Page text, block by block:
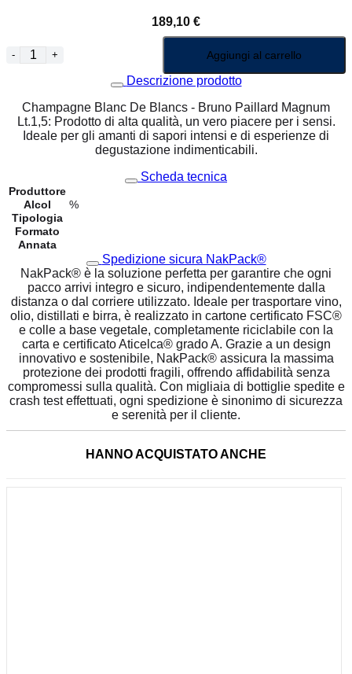
189,10 €
CHAMPAGNE BLANC DE BLANCS - BRUNO PAILLARD MAGNUM LT.1,5
Aggiungi al carrello
Descrizione prodotto
Champagne Blanc De Blancs - Bruno Paillard Magnum
Lt.1,5: Prodotto di alta qualità, un vero piacere per i sensi.
Ideale per gli amanti di sapori intensi e di esperienze di
degustazione indimenticabili.
Scheda tecnica
Produttore
Alcol
%
Tipologia
Formato
Annata
Spedizione sicura NakPack®
NakPack® è la soluzione perfetta per garantire che ogni
pacco arrivi integro e sicuro, indipendentemente dalla
distanza o dal corriere utilizzato. Ideale per trasportare vino,
olio, distillati e birra, è realizzato in cartone certificato FSC®
e colle a base vegetale, completamente riciclabile con la
carta e certificato Aticelca® grado A. Grazie a un design
innovativo e sostenibile, NakPack® assicura la massima
protezione dei prodotti fragili, offrendo affidabilità senza
compromessi sulla qualità. Con migliaia di bottiglie spedite e
crash test effettuati, ogni spedizione è sinonimo di sicurezza
e serenità per il cliente.
HANNO ACQUISTATO ANCHE